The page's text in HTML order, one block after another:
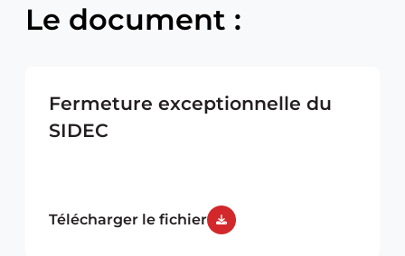
Le document :
Fermeture exceptionnelle du
SIDEC
Télécharger le fichier